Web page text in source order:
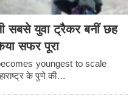
सबसे युवा ट्रैकर बनीं छह
सफर पूरा
youngest to scale
के पुणे की…